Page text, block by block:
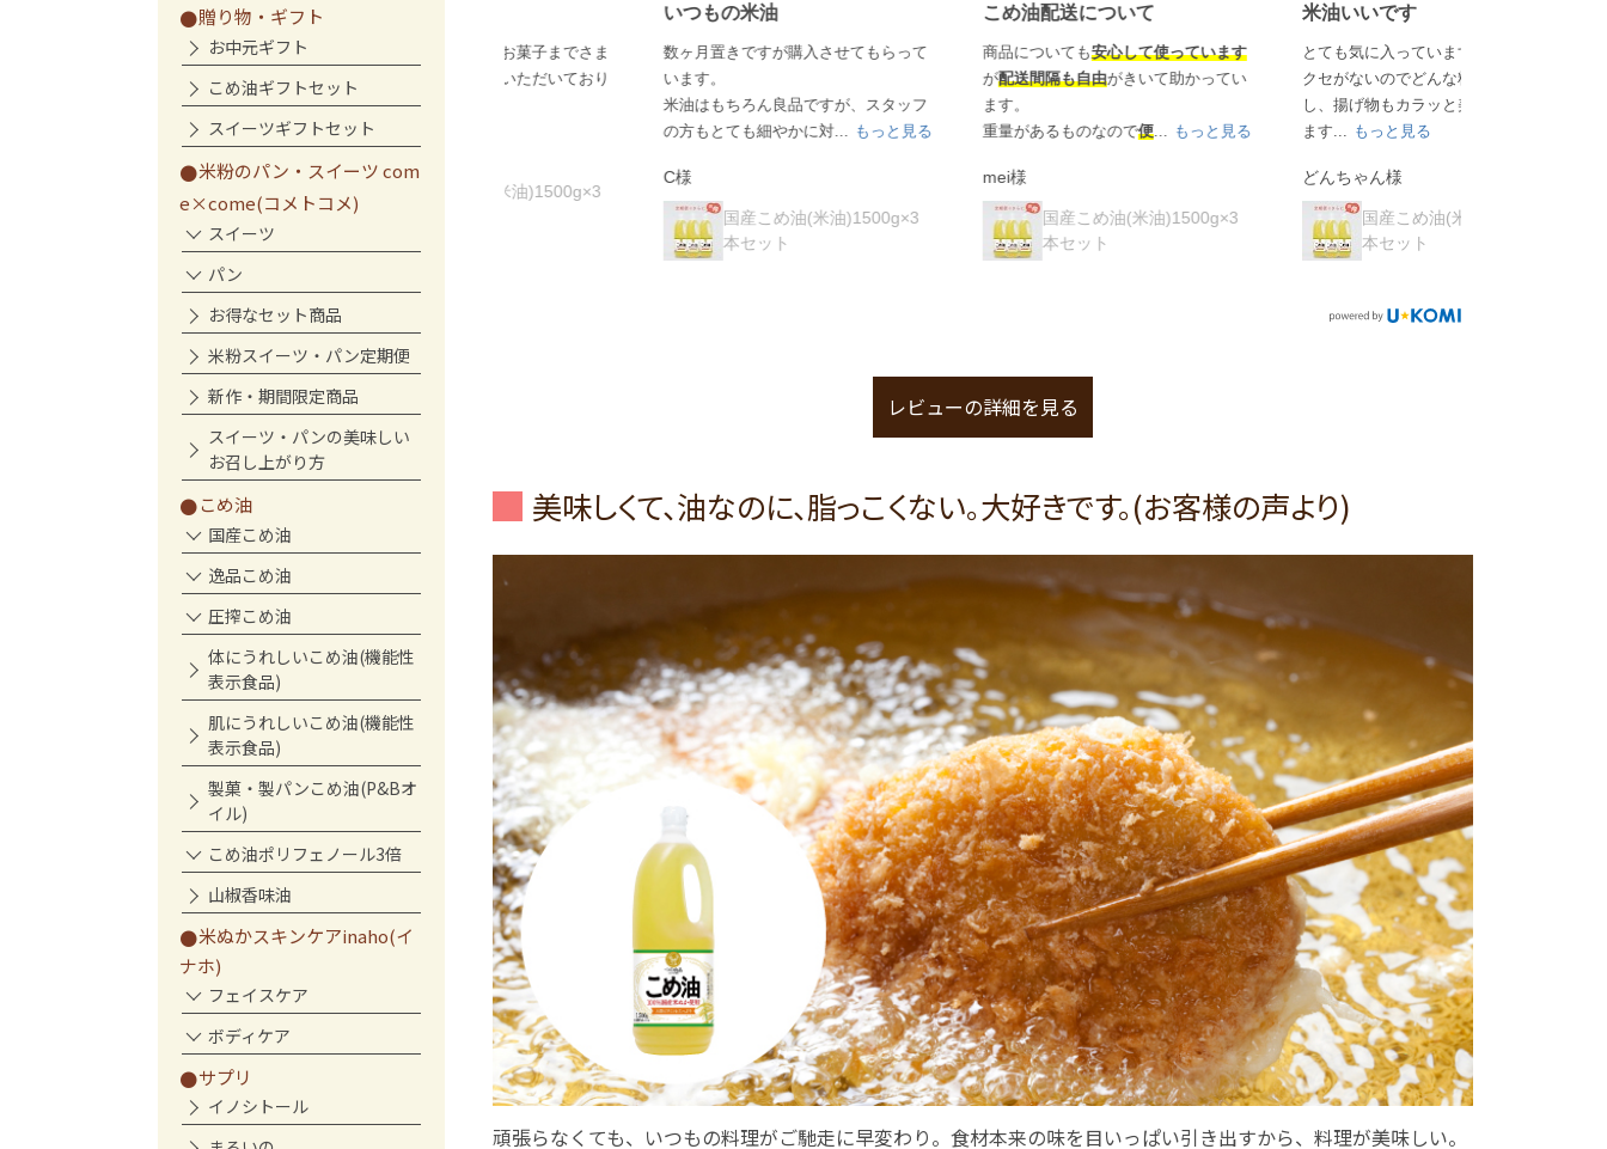
贈り物・ギフト
お中元ギフト
こめ油ギフトセット
スイーツギフトセット
米粉のパン・スイーツ com
e×come(コメトコメ)
スイーツ
パン
お得なセット商品
米粉スイーツ・パン定期便
新作・期間限定商品
スイーツ・パンの美味しい
お召し上がり方
こめ油
国産こめ油
逸品こめ油
圧搾こめ油
体にうれしいこめ油(機能性
表示食品)
肌にうれしいこめ油(機能性
表示食品)
製菓・製パンこめ油(P&Bオ
イル)
こめ油ポリフェノール3倍
山椒香味油
米ぬかスキンケアinaho(イ
ナホ)
フェイスケア
ボディケア
サプリ
イノシトール
使いやすいです
くせがなく、料理からお菓子までさま
ざまな用途に使わせていただいており
ます。
かよこ様
本セット
数ヶ月置きですが購入させてもらって
います。
米油はもちろん良品ですが、スタッフ
の方もとても細やかに対...もっと見る
国産こめ油(米油)1500g×3
こめ油配送について
商品についても
安心して使っています
がきいて助かってい
ます。
重量があるものなので便...もっと見る
国産こめ油(米油)1500g×3
とても気に入っています。
クセがないのでどんな料理も合います
し、揚げ物もカラッと美味しく揚がり
ます... もっと見る
国産こめ油(米油)1500g×3
レビューの詳細を見る
美味しくて、油なのに、脂っこくない。大好きです。(お客様の声より)
頑張らなくても、いつもの料理がご馳走に早変わり。食材本来の味を目いっぱい引き出すから、料理が美味しい。